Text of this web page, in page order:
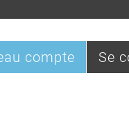
compte Se